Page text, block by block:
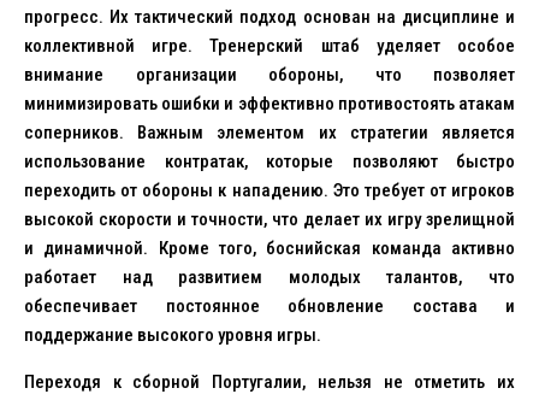
прогресс. Их тактический подход основан на дисциплине и
коллективной игре. Тренерский штаб уделяет особое
внимание организации обороны, что позволяет
минимизировать ошибки и эффективно противостоять атакам
соперников. Важным элементом их стратегии является
использование контратак, которые позволяют быстро
переходить от обороны к нападению. Это требует от игроков
высокой скорости и точности, что делает их игру зрелищной
и динамичной. Кроме того, боснийская команда активно
работает над развитием молодых талантов, что
обеспечивает постоянное обновление состава и
поддержание высокого уровня игры.
Переходя к сборной Португалии, нельзя не отметить их